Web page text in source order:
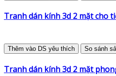
Tranh dán kính 3d 2 mặt cho
Thêm vào DS yêu thích So sánh
Tranh dán kính 3d 2 mặt